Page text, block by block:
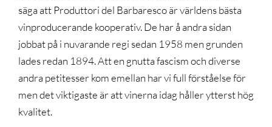
säga att Produttori del Barbaresco är världens bästa
vinproducerande kooperativ. De har å andra sidan
jobbat på i nuvarande regi sedan 1958 men grunden
lades redan 1894. Att en gnutta fascism och diverse
andra petitesser kom emellan har vi full förståelse för
men det viktigaste är att vinerna idag håller ytterst hög
kvalitet.